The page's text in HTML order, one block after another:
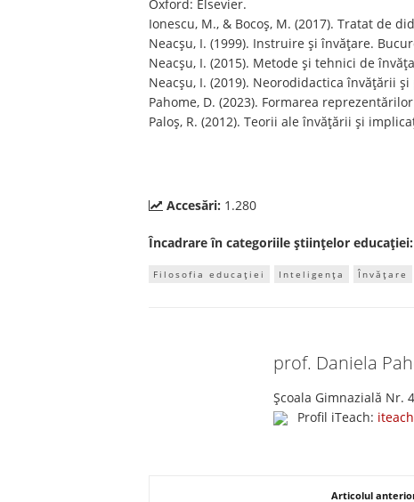
Oxford: Elsevier.
Ionescu, M., & Bocoș, M. (2017). Tratat de
Neacşu, I. (1999). Instruire şi învăţare.
Neacșu, I. (2015). Metode și tehnici de
Neacșu, I. (2019). Neorodidactica învățării
Pahome, D. (2023). Formarea
Paloș, R. (2012). Teorii ale învățării și
Accesări: 1.280
Încadrare în categoriile științelor educației:
Filosofia educației Inteligența Învățare
prof. Daniela
Școala Gimnazială Nr.
Profil iTeach:
Articolul